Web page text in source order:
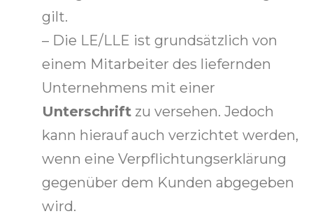
gilt.
– Die LE/LLE ist grundsätzlich von
einem Mitarbeiter des liefernden
Unternehmens mit einer
Unterschrift zu versehen. Jedoch
kann hierauf auch verzichtet werden,
wenn eine Verpflichtungserklärung
gegenüber dem Kunden abgegeben
wird.